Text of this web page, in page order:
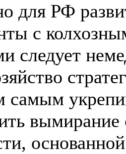
для РФ
с
следует
самым
вымирание